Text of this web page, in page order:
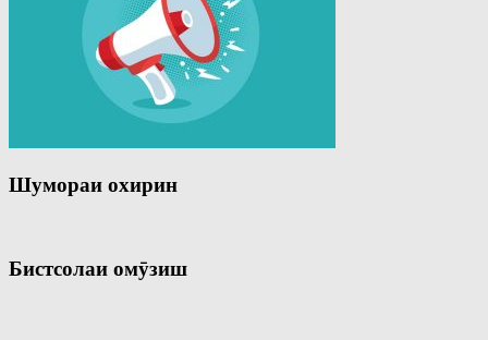
Шумораи охирин
Бистсолаи омӯзиш